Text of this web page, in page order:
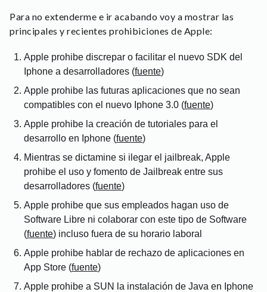
Para no extenderme e ir acabando voy a mostrar las
principales y recientes prohibiciones de Apple:
Apple prohibe discrepar o facilitar el nuevo SDK del
Iphone a desarrolladores (fuente)
Apple prohibe las futuras aplicaciones que no sean
compatibles con el nuevo Iphone 3.0 (fuente)
Apple prohibe la creación de tutoriales para el
desarrollo en Iphone (fuente)
Mientras se dictamine si ilegar el jailbreak, Apple
prohibe el uso y fomento de Jailbreak entre sus
desarrolladores (fuente)
Apple prohibe que sus empleados hagan uso de
Software Libre ni colaborar con este tipo de Software
(fuente) incluso fuera de su horario laboral
Apple prohibe hablar de rechazo de aplicaciones en
App Store (fuente)
Apple prohibe a SUN la instalación de Java en Iphone